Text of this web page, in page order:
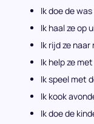
Ik doe de
Ik haal ze op
Ik rijd ze
Ik help ze
Ik speel met
Ik kook
Ik doe de